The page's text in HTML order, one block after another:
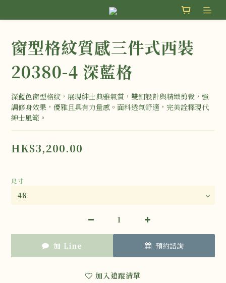
窗型格紋質感三件式西裝
20380-4 深藍格
深藍色窗型格紋，展現紳士典雅氣質，雙釦設計與精緻剪裁，強
調修身效果，優雅且具有力量感。面料透氣舒適，完美詮釋現代
紳士風範。
HK$3,200.00
尺寸
加 Line 預約諮詢
加入追蹤清單